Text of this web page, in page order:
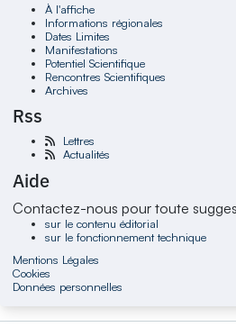
À l'affiche
Informations régionales
Dates Limites
Manifestations
Potentiel Scientifique
Rencontres Scientifiques
Archives
Rss
Lettres
Actualités
Aide
Contactez-nous pour toute
sur le contenu éditorial
sur le fonctionnement technique
Mentions Légales
Cookies
Données personnelles